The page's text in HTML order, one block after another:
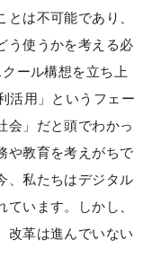
は不可能であり、
う使うかを考える必
ール構想を立ち上
活用」というフェー
会」だと頭でわかっ
や教育を考えがちで
、私たちはデジタル
います。しかし、
改革は進んでいない